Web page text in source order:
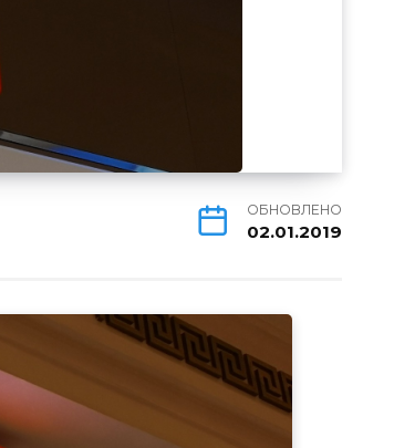
ОБНОВЛЕНО
02.01.2019